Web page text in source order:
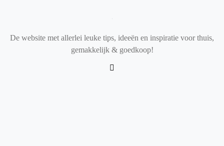
De website met allerlei leuke tips, ideeën en inspiratie voor thuis,
gemakkelijk & goedkoop!